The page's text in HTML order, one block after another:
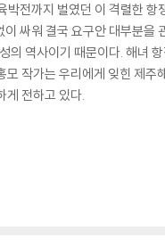
전까지 벌였던 이 격렬한 항
싸워 결국 요구안 대부분을
의 역사이기 때문이다. 해녀
작가는 우리에게 잊힌 제주
게 전하고 있다.